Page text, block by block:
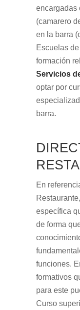
encargadas
(camarero
en la barra
Escuelas
formación
Servicios
optar por
barra.
En
específica
de forma
funciones.
formativos
para este
Curso